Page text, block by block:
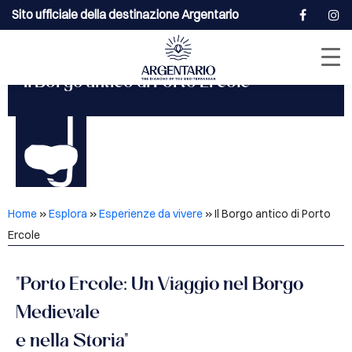
Sito ufficiale della destinazione Argentario
Il Borgo antico di Porto Ercole
Home »Esplora »Esperienze da vivere »Il Borgo antico di Porto
Ercole
"Porto Ercole: Un Viaggio nel Borgo
Medievale
e nella Storia"